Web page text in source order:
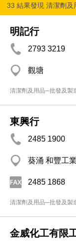
33 結果發現 清潔劑及
明記行
2793 3219
觀塘
清潔劑及用品─批發及製
東興行
2485 1900
葵涌 和豐工
2485 1868
清潔劑及用品─批發及製
金威化工有限